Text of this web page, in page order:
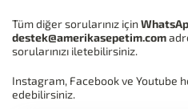
Tüm diğer sorularınız için
destek@amerikasepetim.com
sorularınızı iletebilirsiniz.
Instagram, Facebook ve Youtube
edebilirsiniz.